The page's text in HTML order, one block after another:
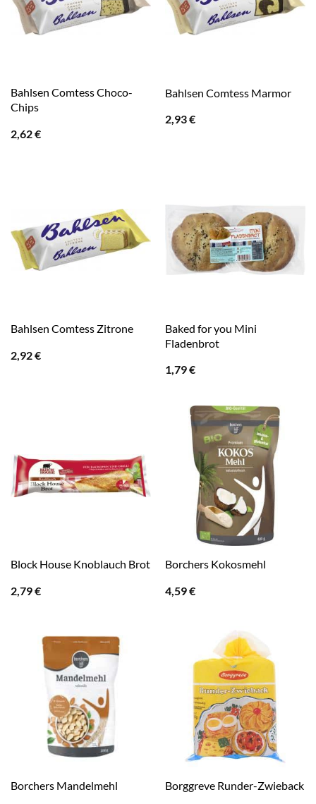
Bahlsen Comtess Choco-
Chips
2,62€
Bahlsen Comtess Marmor
2,93€
Bahlsen Comtess Zitrone
2,92€
Baked for you Mini
Fladenbrot
1,79€
Block House Knoblauch Brot
2,79€
Borchers Kokosmehl
4,59€
Borchers Mandelmehl
Borggreve Runder-Zwieback